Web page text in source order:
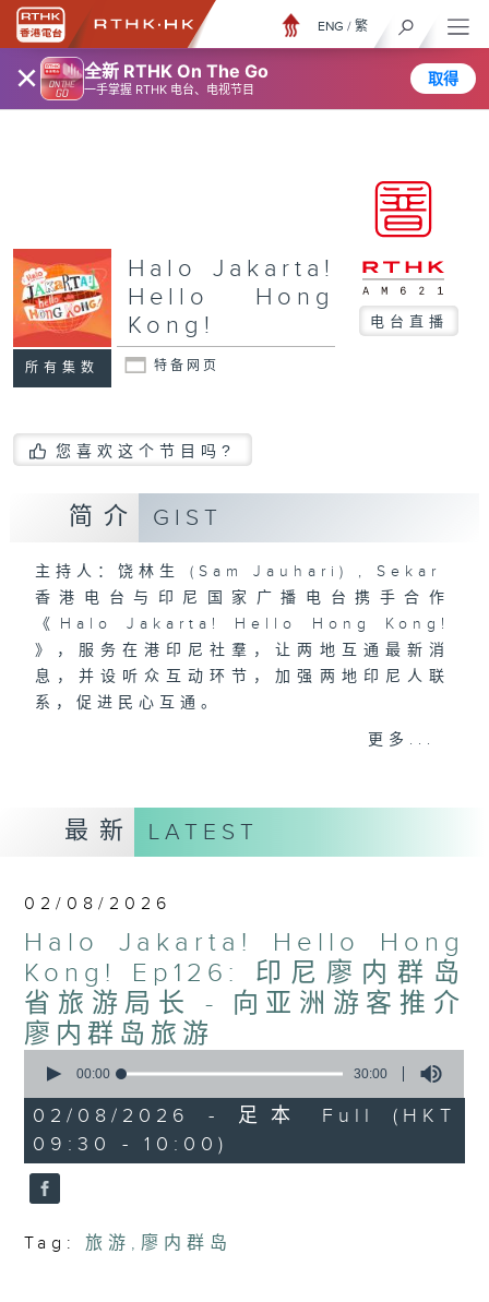
× 全新 RTHK On The Go
一手掌握 RTHK 电台、电视节目
取得
ENG / 繁
所有集数
Halo Jakarta!
Hello Hong
Kong!
电台直播
特备网页
您喜欢这个节目吗?
简介 GIST
主持人：饶林生 (Sam Jauhari) , Sekar
香港电台与印尼国家广播电台携手合作
《Halo Jakarta! Hello Hong Kong!
》，服务在港印尼社羣，让两地互通最新消
息，并设听众互动环节，加强两地印尼人联
系，促进民心互通。
RTHK and RRI proudly present
Hong Kong. The programme will
share the latest news between
Hong Kong and Indonesia, and
segments to strengthen
connections between Indonesians
in the two places to promote
people-to-people bonds.
更多...
最新 LATEST
02/08/2026
Halo Jakarta! Hello Hong
Kong! Ep126: 印尼廖内群岛
省旅游局长 - 向亚洲游客推介
廖内群岛旅游
seconds
30
minutes,
0
seconds
00:00 30:00
02/08/2026 - 足本 Full (HKT
09:30 - 10:00)
Tag: 旅游 ,廖内群岛